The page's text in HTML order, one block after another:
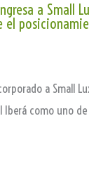
a Small
el
a Small
Iberá como uno